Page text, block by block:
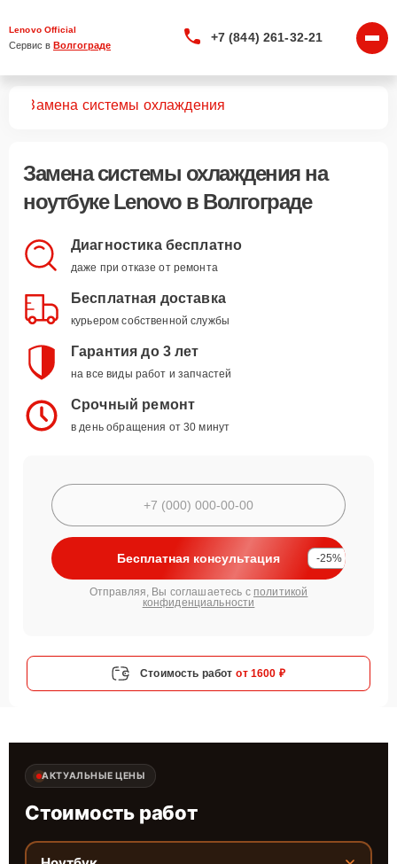
Lenovo Official
Сервис в Волгограде
+7 (844) 261-32-21
Замена системы охлаждения
Замена системы охлажденияна
ноутбуке Lenovo в Волгограде
Диагностика бесплатно
даже при отказе от ремонта
Бесплатная доставка
курьером собственной службы
Гарантия до 3 лет
на все виды работ и запчастей
Срочный ремонт
в день обращения от 30 минут
Бесплатная консультация -25%
Отправляя, Вы соглашаетесь с политикой
конфиденциальности
Стоимость работ от 1600 ₽
АКТУАЛЬНЫЕ ЦЕНЫ
Стоимость работ